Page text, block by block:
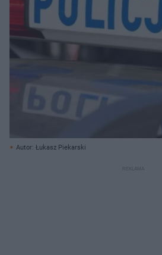
Autor: Łukasz Piekarski